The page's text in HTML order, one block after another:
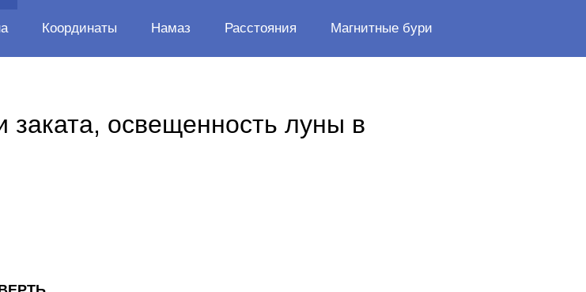
Координаты Намаз Расстояния Магнитные бури
освещенность луны в